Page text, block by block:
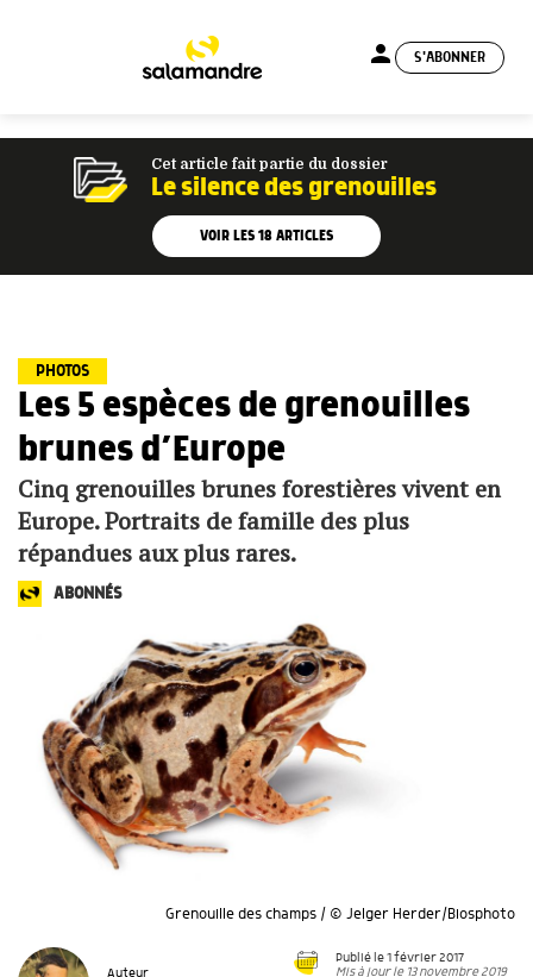
person S'ABONNER
Cet article fait partie du dossier
Le silence des grenouilles
VOIR LES 18 ARTICLES
PHOTOS
Les 5 espèces de grenouilles
brunes d’Europe
Cinq grenouilles brunes forestières vivent en
Europe. Portraits de famille des plus
répandues aux plus rares.
ABONNÉS
Grenouille des champs / © Jelger Herder/Biosphoto
Auteur
Publié le 1 février 2017
Mis à jour le 13 novembre 2019